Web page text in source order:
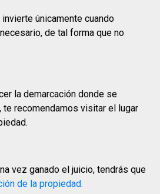
únicamente cuando
de tal forma que no
la demarcación donde se
te recomendamos visitar el lugar
vez ganado el juicio, tendrás que
de la propiedad.